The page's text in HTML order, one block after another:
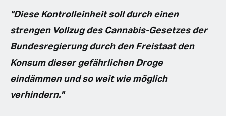
"Diese Kontrolleinheit soll durch einen
strengen Vollzug des Cannabis-Gesetzes der
Bundesregierung durch den Freistaat den
Konsum dieser gefährlichen Droge
eindämmen und so weit wie möglich
verhindern."